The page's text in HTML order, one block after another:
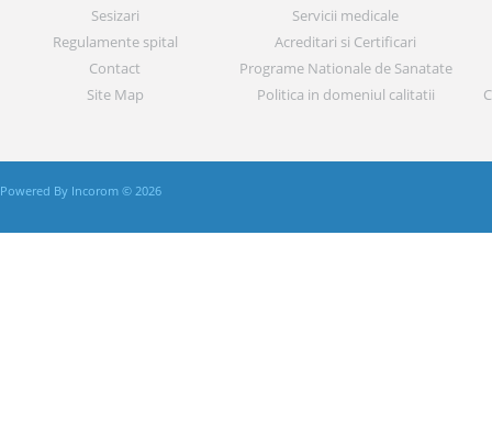
Sesizari
Regulamente spital
Contact
Site Map
Servicii medicale
Acreditari si Certificari
Programe Nationale de Sanatate
Politica in domeniul calitatii
Powered By Incorom © 2026